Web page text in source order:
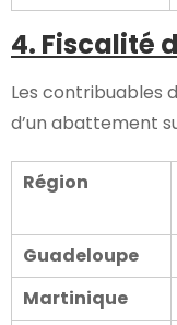
4. Fiscalité
Les contribuables
d’un abattement
Région
Guadeloupe
Martinique